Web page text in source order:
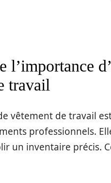
l’importance
travail
vêtement de travail
professionnels.
un inventaire précis.